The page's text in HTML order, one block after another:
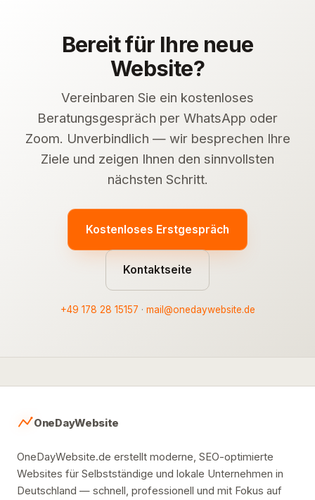
Bereit für Ihre neue
Website?
Vereinbaren Sie ein kostenloses
Beratungsgespräch per WhatsApp oder
Zoom. Unverbindlich — wir besprechen Ihre
Ziele und zeigen Ihnen den sinnvollsten
nächsten Schritt.
Kostenloses Erstgespräch
Kontaktseite
+49 178 28 15157 · mail@onedaywebsite.de
OneDayWebsite
OneDayWebsite.de erstellt moderne, SEO-optimierte
Websites für Selbstständige und lokale Unternehmen in
Deutschland — schnell, professionell und mit Fokus auf